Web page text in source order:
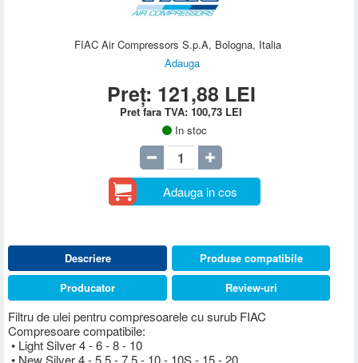
FIAC Air Compressors S.p.A, Bologna, Italia
Adauga
Preț: 121,88 LEI
Pret fara TVA:100,73 LEI
In stoc
Adauga in cos
Descriere
Filtru de ulei pentru compresoarele cu surub FIAC
Compresoare compatibile:
• Light Silver 4 - 6 - 8 - 10
• New Silver 4 - 5,5 - 7,5 - 10 - 10S - 15 - 20
Produse compatibile
Producator
Review-uri